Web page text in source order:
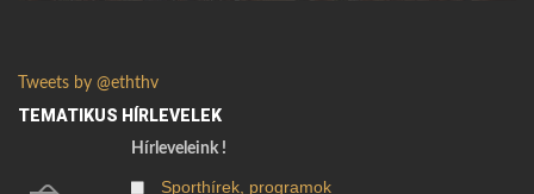
Tweets by @eththv
TEMATIKUS HÍRLEVELEK
Hírleveleink !
Sporthírek, programok